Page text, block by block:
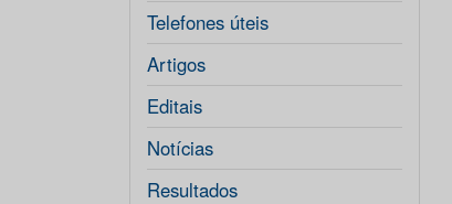
Telefones úteis
Artigos
Editais
Notícias
Resultados